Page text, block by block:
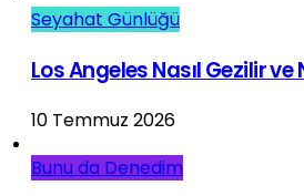
Seyahat Günlüğü
Los Angeles Nasıl Gezilir ve
10 Temmuz 2026
Bunu da Denedim